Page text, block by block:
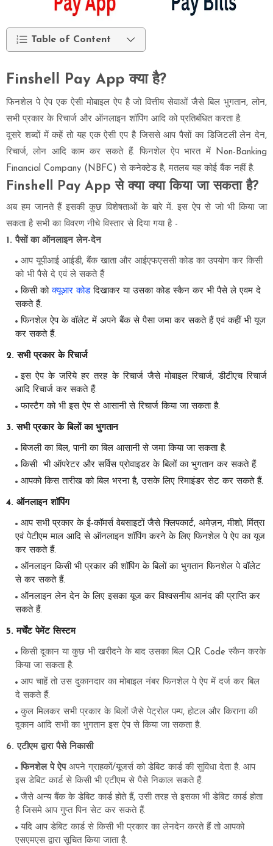
Table of Content
Finshell Pay App क्या है?
फिनशेल पे ऐप एक ऐसी मोबाइल ऐप है जो वित्तीय सेवाओं जैसे बिल भुगतान, लोन,
सभी प्रकार के रिचार्ज और ऑनलाइन शॉपिंग आदि को प्रतिबंधित करता है.
दूसरे शब्दों में कहें तो यह एक ऐसी एप है जिससे आप पैसों का डिजिटली लेन देन,
रिचार्ज, लोन आदि काम कर सकते हैं. फिनशेल ऐप भारत में Non-Banking
Financial Company (NBFC) से कनेक्टेड है, मतलब यह कोई बैंक नहीं है.
Finshell Pay App से क्या क्या किया जा सकता है?
अब हम जानते हैं इसकी कुछ विशेषताओं के बारे में. इस ऐप से जो भी किया जा
सकता है सभी का विवरण नीचे विस्तार से दिया गया है -
1. पैसों का ऑनलाइन लेन-देन
आप यूपीआई आईडी, बैंक खाता और आईएफएससी कोड का उपयोग कर किसी
को भी पैसे दे एवं ले सकते हैं
किसी कोक्यूआर कोडदिखाकर या उसका कोड स्कैन कर भी पैसे ले एवम दे
सकते हैं.
फिनशेल ऐप के वॉलेट में अपने बैंक से पैसा जमा कर सकते हैं एवं कहीं भी यूज
कर सकते हैं.
2. सभी प्रकार के रिचार्ज
इस ऐप के जरिये हर तरह के रिचार्ज जैसे मोबाइल रिचार्ज, डीटीएच रिचार्ज
आदि रिचार्ज कर सकते हैं.
फास्टैग को भी इस ऐप से आसानी से रिचार्ज किया जा सकता है.
3. सभी प्रकार के बिलों का भुगतान
बिजली का बिल, पानी का बिल आसानी से जमा किया जा सकता है.
किसी भी ऑपरेटर और सर्विस प्रोवाइडर के बिलों का भुगतान कर सकते हैं.
आपको किस तारीख को बिल भरना है, उसके लिए रिमाइंडर सेट कर सकते हैं.
4. ऑनलाइन शॉपिंग
आप सभी प्रकार के ई-कॉमर्स वेबसाइटों जैसे फ्लिपकार्ट, अमेज़न, मीशो, मिंत्रा
एवं पेटीएम माल आदि से ऑनलाइन शॉपिंग करने के लिए फिनशेल पे ऐप का यूज
कर सकते हैं.
ऑनलाइन किसी भी प्रकार की शॉपिंग के बिलों का भुगतान फिनशेल पे वॉलेट
से कर सकते हैं.
ऑनलाइन लेन देन के लिए इसका यूज कर विश्वसनीय आनंद की प्राप्ति कर
सकते हैं.
5. मर्चेंट पेमेंट सिस्टम
किसी दूकान या कुछ भी खरीदने के बाद उसका बिल QR Code स्कैन करके
किया जा सकता है.
आप चाहें तो उस दुकानदार का मोबाइल नंबर फिनशेल पे ऐप में दर्ज कर बिल
दे सकते हैं.
कुल मिलकर सभी प्रकार के बिलों जैसे पेट्रोल पम्प, होटल और किराना की
दूकान आदि सभी का भुगतान इस ऐप से किया जा सकता है.
6. एटीएम द्वारा पैसे निकासी
फिनशेल पे ऐपअपने ग्राहकों/यूजर्स को डेबिट कार्ड की सुविधा देता है. आप
इस डेबिट कार्ड से किसी भी एटीएम से पैसे निकाल सकते हैं.
जैसे अन्य बैंक के डेबिट कार्ड होते हैं, उसी तरह से इसका भी डेबिट कार्ड होता
है जिसमे आप गुप्त पिन सेट कर सकते हैं.
यदि आप डेबिट कार्ड से किसी भी प्रकार का लेनदेन करते हैं तो आपको
एसएमएस द्वारा सूचित किया जाता है.